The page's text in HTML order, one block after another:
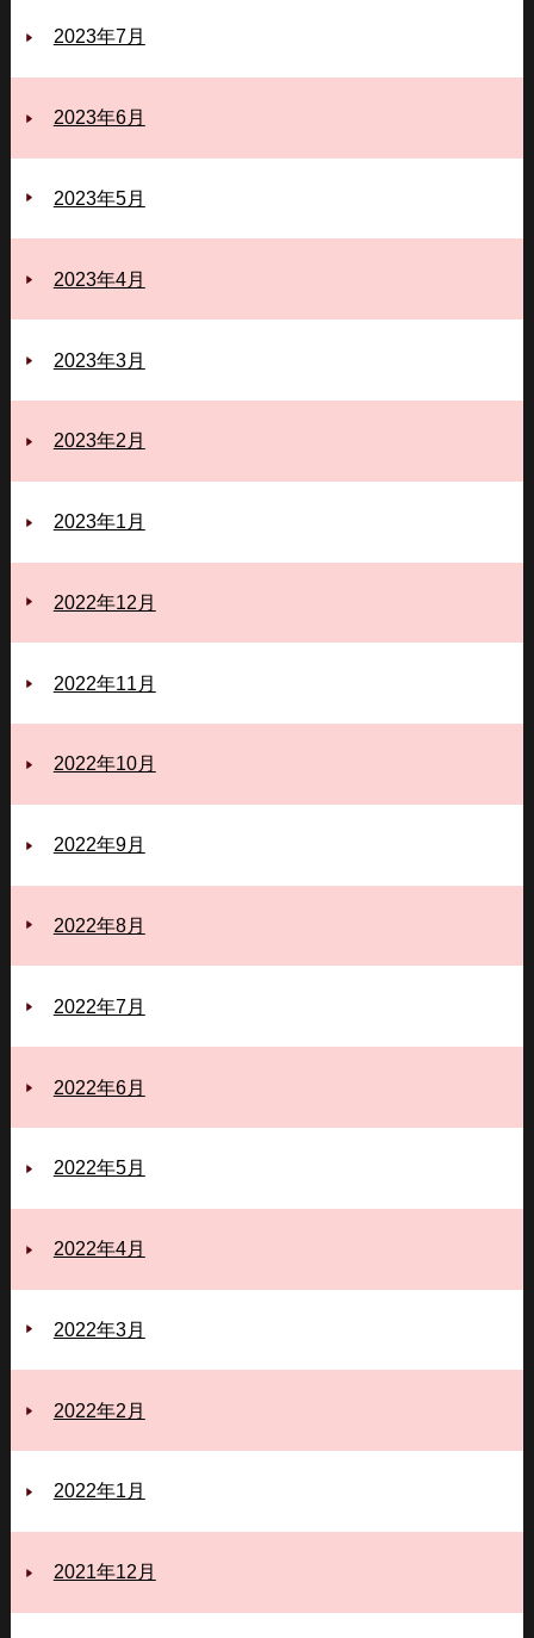
2023年7月
2023年6月
2023年5月
2023年4月
2023年3月
2023年2月
2023年1月
2022年12月
2022年11月
2022年10月
2022年9月
2022年8月
2022年7月
2022年6月
2022年5月
2022年4月
2022年3月
2022年2月
2022年1月
2021年12月